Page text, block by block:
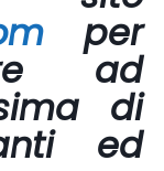
per
ad
di
ed